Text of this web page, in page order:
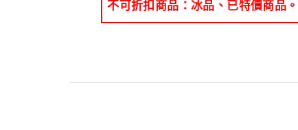
不可折扣商品：冰品、已特價商品。